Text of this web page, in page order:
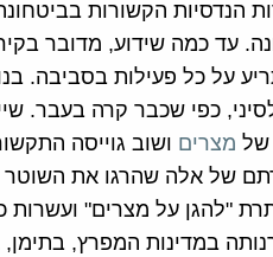
הנדסיות הקשורות
על כל פעילות בסביבה.
כפי שכבר קרה בעבר.
של מצרים ושוב גוייסה
של אלה שהרגו את השוטר
על מצרים" ועשרות
במדינות המפרץ,